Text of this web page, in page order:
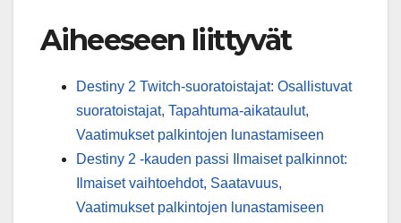
Aiheeseen liittyvät
Destiny 2 Twitch-suoratoistajat: Osallistuvat
suoratoistajat, Tapahtuma-aikataulut,
Vaatimukset palkintojen lunastamiseen
Destiny 2 -kauden passi Ilmaiset palkinnot:
Ilmaiset vaihtoehdot, Saatavuus,
Vaatimukset palkintojen lunastamiseen